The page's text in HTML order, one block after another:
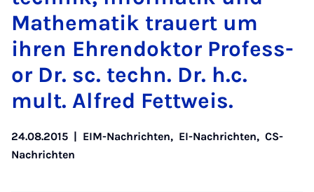
Math­em­atik trauert um
ihren Ehren­dok­t­or Pro­fess­
or Dr. sc. techn. Dr. h.c.
mult. Al­fred Fett­weis.
24.08.2015 | EIM-Nachrichten, EI-Nachrichten, CS-
Nachrichten